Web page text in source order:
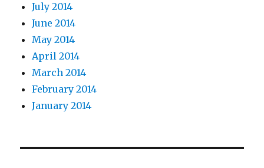
July 2014
June 2014
May 2014
April 2014
March 2014
February 2014
January 2014